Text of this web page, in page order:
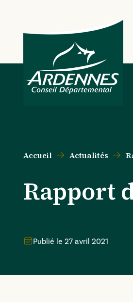
Accueil Actualités
Rapport
Publié le 27 avril 2021